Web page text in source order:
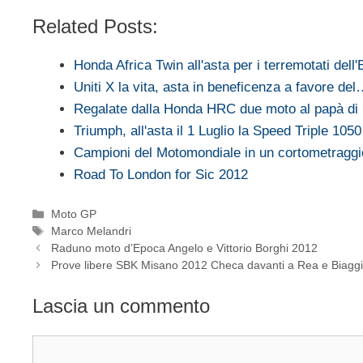
Related Posts:
Honda Africa Twin all'asta per i terremotati
Uniti X la vita, asta in beneficenza a favore
Regalate dalla Honda HRC due moto al papà di
Triumph, all'asta il 1 Luglio la Speed Triple
Campioni del Motomondiale in un
Road To London for Sic 2012
Categorie
Moto GP
Tag
Marco Melandri
Raduno moto d’Epoca Angelo e Vittorio Borghi 2012
Prove libere SBK Misano 2012 Checa davanti a Rea e Biaggi
Lascia un commento